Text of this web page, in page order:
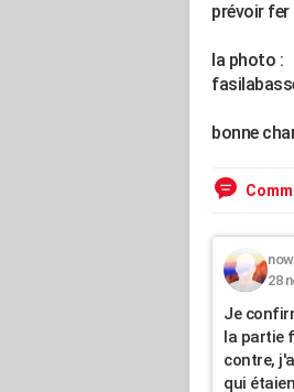
prévoir fer
la photo :
bonne
28
Je
la partie
contre,
qui